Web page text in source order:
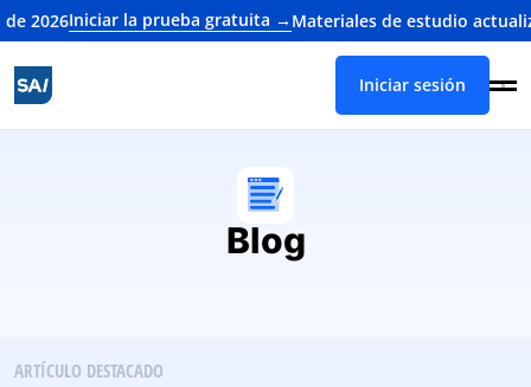
la prueba gratuita →Materiales de estudio actualizados para
Iniciar sesión
Blog
ARTÍCULO DESTACADO